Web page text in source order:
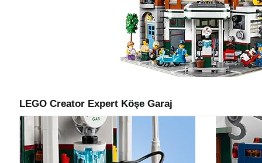
LEGO Creator Expert Köşe Garaj